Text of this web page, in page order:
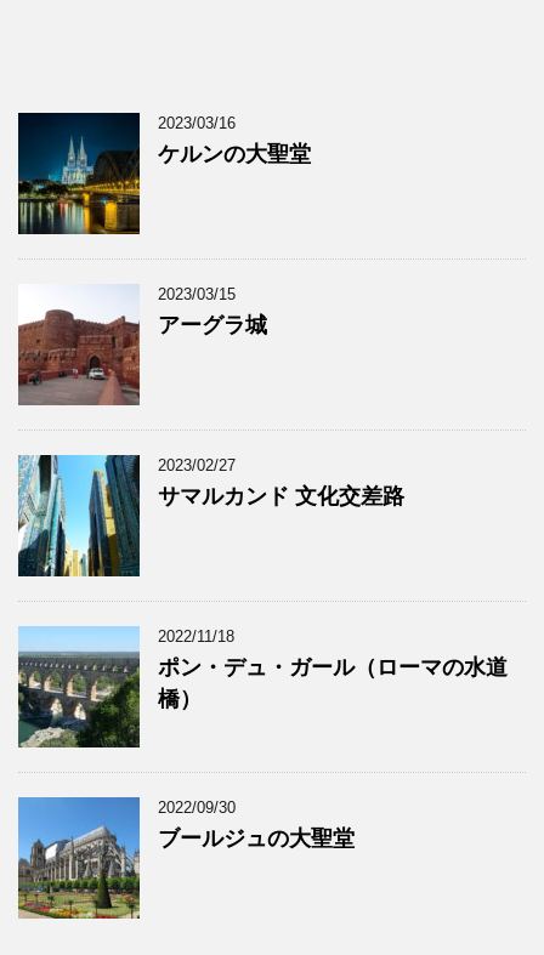
2023/03/16
ケルンの大聖堂
2023/03/15
アーグラ城
2023/02/27
サマルカンド 文化交差路
2022/11/18
ポン・デュ・ガール（ローマの水道
橋）
2022/09/30
ブールジュの大聖堂